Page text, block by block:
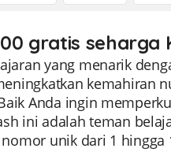
gratis seharga
yang menarik
kemahiran
Anda ingin
ini adalah teman
unik dari 1 hingga